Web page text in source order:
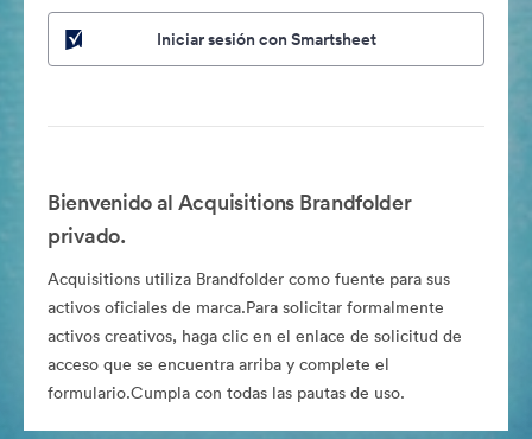
Iniciar sesión con Smartsheet
Bienvenido al Acquisitions Brandfolder
privado.
Acquisitions utiliza Brandfolder como fuente para sus
activos oficiales de marca.Para solicitar formalmente
activos creativos, haga clic en el enlace de solicitud de
acceso que se encuentra arriba y complete el
formulario.Cumpla con todas las pautas de uso.